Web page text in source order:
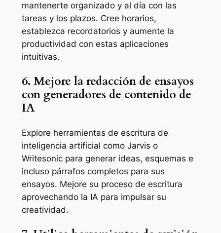
mantenerte organizado y al día con las
tareas y los plazos. Cree horarios,
establezca recordatorios y aumente la
productividad con estas aplicaciones
intuitivas.
6. Mejore la redacción de ensayos
con generadores de contenido de
IA
Explore herramientas de escritura de
inteligencia artificial como Jarvis o
Writesonic para generar ideas, esquemas e
incluso párrafos completos para sus
ensayos. Mejore su proceso de escritura
aprovechando la IA para impulsar su
creatividad.